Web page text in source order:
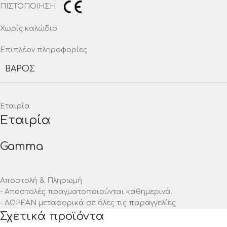
ΠΙΣΤΟΠΟΙΗΣΗ
Χωρίς καλώδιο
Επιπλέον πληροφορίες
ΒΆΡΟΣ
Εταιρία
Εταιρία
Gamma
Αποστολή & Πληρωμή
- Αποστολές πραγματοποιούνται καθημερινά.
- ΔΩΡΕΑΝ μεταφορικά σε όλες τις παραγγελίες
Σχετικά προϊόντα